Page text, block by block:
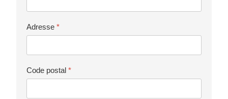
Adresse *
Code postal *